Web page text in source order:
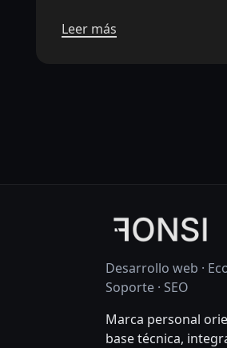
Leer más
Desarrollo web ·
Soporte · SEO
Marca personal
base técnica,